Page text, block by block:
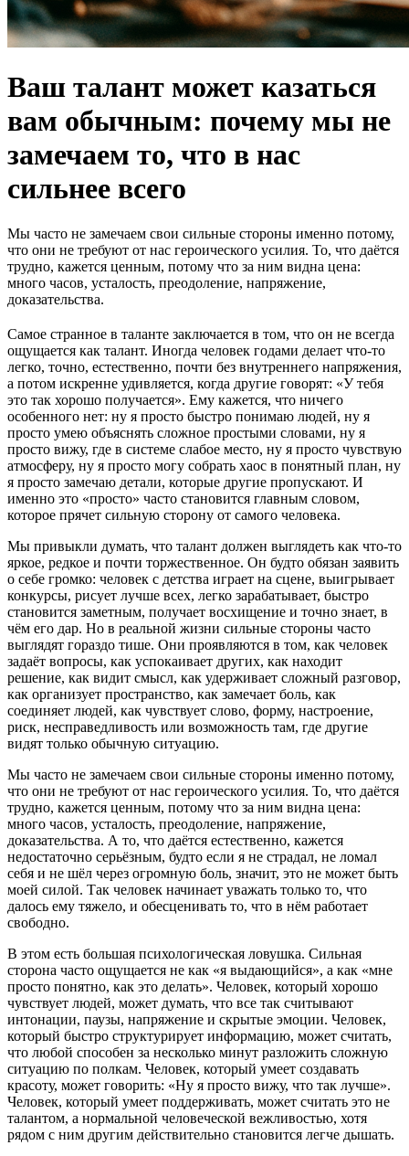
Ваш талант может казаться
вам обычным: почему мы не
замечаем то, что в нас
сильнее всего
Мы часто не замечаем свои сильные стороны именно потому,
что они не требуют от нас героического усилия. То, что даётся
трудно, кажется ценным, потому что за ним видна цена:
много часов, усталость, преодоление, напряжение,
доказательства.
Самое странное в таланте заключается в том, что он не всегда
ощущается как талант. Иногда человек годами делает что-то
легко, точно, естественно, почти без внутреннего напряжения,
а потом искренне удивляется, когда другие говорят: «У тебя
это так хорошо получается». Ему кажется, что ничего
особенного нет: ну я просто быстро понимаю людей, ну я
просто умею объяснять сложное простыми словами, ну я
просто вижу, где в системе слабое место, ну я просто чувствую
атмосферу, ну я просто могу собрать хаос в понятный план, ну
я просто замечаю детали, которые другие пропускают. И
именно это «просто» часто становится главным словом,
которое прячет сильную сторону от самого человека.
Мы привыкли думать, что талант должен выглядеть как что-то
яркое, редкое и почти торжественное. Он будто обязан заявить
о себе громко: человек с детства играет на сцене, выигрывает
конкурсы, рисует лучше всех, легко зарабатывает, быстро
становится заметным, получает восхищение и точно знает, в
чём его дар. Но в реальной жизни сильные стороны часто
выглядят гораздо тише. Они проявляются в том, как человек
задаёт вопросы, как успокаивает других, как находит
решение, как видит смысл, как удерживает сложный разговор,
как организует пространство, как замечает боль, как
соединяет людей, как чувствует слово, форму, настроение,
риск, несправедливость или возможность там, где другие
видят только обычную ситуацию.
Мы часто не замечаем свои сильные стороны именно потому,
что они не требуют от нас героического усилия. То, что даётся
трудно, кажется ценным, потому что за ним видна цена:
много часов, усталость, преодоление, напряжение,
доказательства. А то, что даётся естественно, кажется
недостаточно серьёзным, будто если я не страдал, не ломал
себя и не шёл через огромную боль, значит, это не может быть
моей силой. Так человек начинает уважать только то, что
далось ему тяжело, и обесценивать то, что в нём работает
свободно.
В этом есть большая психологическая ловушка. Сильная
сторона часто ощущается не как «я выдающийся», а как «мне
просто понятно, как это делать». Человек, который хорошо
чувствует людей, может думать, что все так считывают
интонации, паузы, напряжение и скрытые эмоции. Человек,
который быстро структурирует информацию, может считать,
что любой способен за несколько минут разложить сложную
ситуацию по полкам. Человек, который умеет создавать
красоту, может говорить: «Ну я просто вижу, что так лучше».
Человек, который умеет поддерживать, может считать это не
талантом, а нормальной человеческой вежливостью, хотя
рядом с ним другим действительно становится легче дышать.